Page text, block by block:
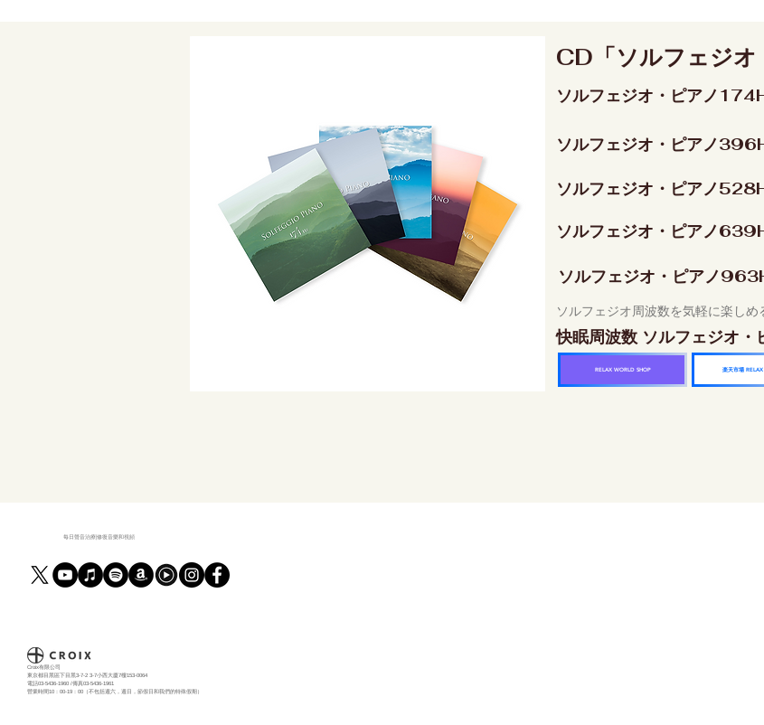
CD「ソルフェジ
ソルフェジオ・ピアノ
ソルフェジオ・ピアノ
ソルフェジオ・ピアノ
ソルフェジオ・ピアノ
ソルフェジオ・ピアノ
ソルフェジオ周波数を気軽に楽し
快眠周波数 ソルフェジオ・
RELAX WORLD SHOP 楽天市場
每日聲音治療|修復音樂和視頻
Croix有限公司
東京都目黑區下目黑3-7-2 3-7小西大廈7樓153-0064
電話03-5436-1960 /傳真03-5436-1961
營業時間10：00-19：00（不包括週六，週日，節假日和我們的特殊假期）